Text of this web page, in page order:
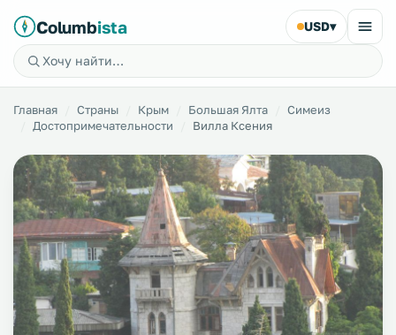
Columbista USD▾
Главная Страны Крым Большая Ялта
Симеиз
Достопримечательности
Вилла Ксения